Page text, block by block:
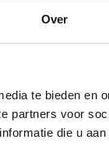
Over
te bieden en
partners voor
die u aan
,Stalen schroeven